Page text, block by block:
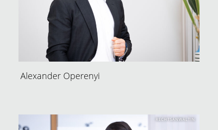
Alexander Operenyi
RECHTSANWÄLTIN